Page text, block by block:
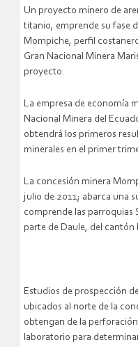
Un proyecto minero de
titanio, emprende su fase
Mompiche, perfil
Gran Nacional Minera
proyecto.
La empresa de economía
Nacional Minera del
obtendrá los primeros
minerales en el primer
La concesión minera
julio de 2011; abarca una
comprende las parroquias
parte de Daule, del cantón
Estudios de prospección
ubicados al norte de la
obtengan de la
laboratorio para